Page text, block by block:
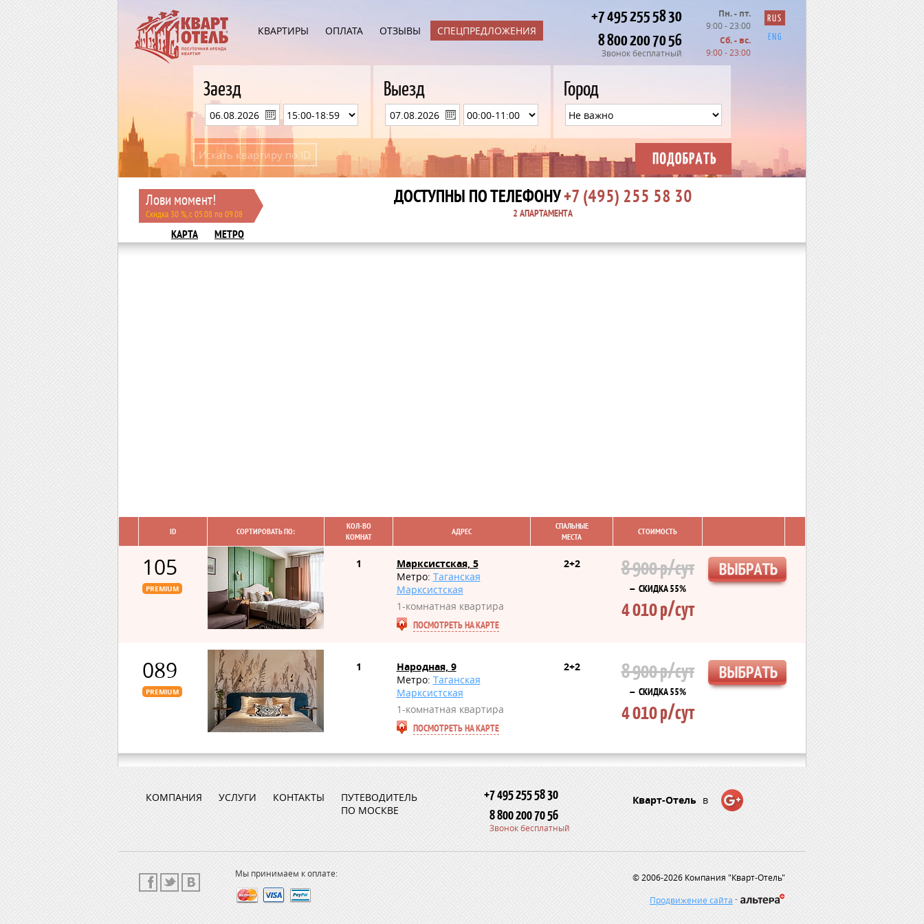
КВАРТИРЫ ОПЛАТА ОТЗЫВЫ СПЕЦПРЕДЛОЖЕНИЯ
+7 495 255 58 30
8 800 200 70 56
Звонок бесплатный
Пн. - пт.
9:00 - 23:00
Сб. - вс.
9:00 - 23:00
RUS
ENG
Заезд Выезд Город
Лови момент!
Скидка 30 %, с 05.08 по 09.08
ДОСТУПНЫ ПО ТЕЛЕФОНУ+7 (495) 255 58 30
2 АПАРТАМЕНТA
КАРТА МЕТРО
ID СОРТИРОВАТЬ ПО:
КОЛ-ВО
КОМНАТ
АДРЕС
СПАЛЬНЫЕ
МЕСТА
СТОИМОСТЬ
105
PREMIUM
1
Марксистская, 5
Метро: Таганская
Марксистская
1-комнатная квартира
ПОСМОТРЕТЬ НА КАРТЕ
2+2 8 900 р/сут
— СКИДКА 55%
4 010 р/сут
089
PREMIUM
1
Народная, 9
Метро: Таганская
Марксистская
1-комнатная квартира
ПОСМОТРЕТЬ НА КАРТЕ
2+2 8 900 р/сут
— СКИДКА 55%
4 010 р/сут
КОМПАНИЯ УСЛУГИ КОНТАКТЫ
ПУТЕВОДИТЕЛЬ
ПО МОСКВЕ
+7 495 255 58 30
8 800 200 70 56
Звонок бесплатный
Кварт-Отель в
Мы принимаем к оплате: © 2006-2026 Компания "Кварт-Отель"
Продвижение сайта -